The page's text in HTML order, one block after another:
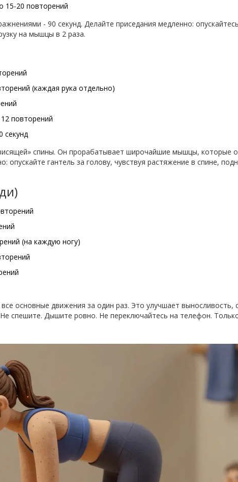
15-20 повторений
- 90 секунд. Делайте приседания медленно:
на мышцы в 2 раза.
(каждая рука отдельно)
повторений
секунд
спины. Он прорабатывает широчайшие мышцы, которые
опускайте гантель за голову, чувствуя растяжение в спине,
(на каждую ногу)
основные движения за один раз. Это улучшает выносливость,
спешите. Дышите ровно. Не переключайтесь на телефон.